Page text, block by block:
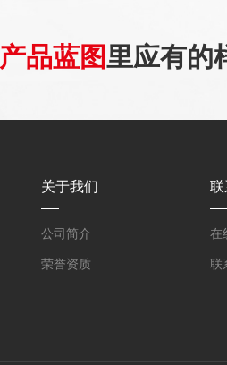
产品蓝图里应有的
关于我们
公司简介
荣誉资质
联
在
联